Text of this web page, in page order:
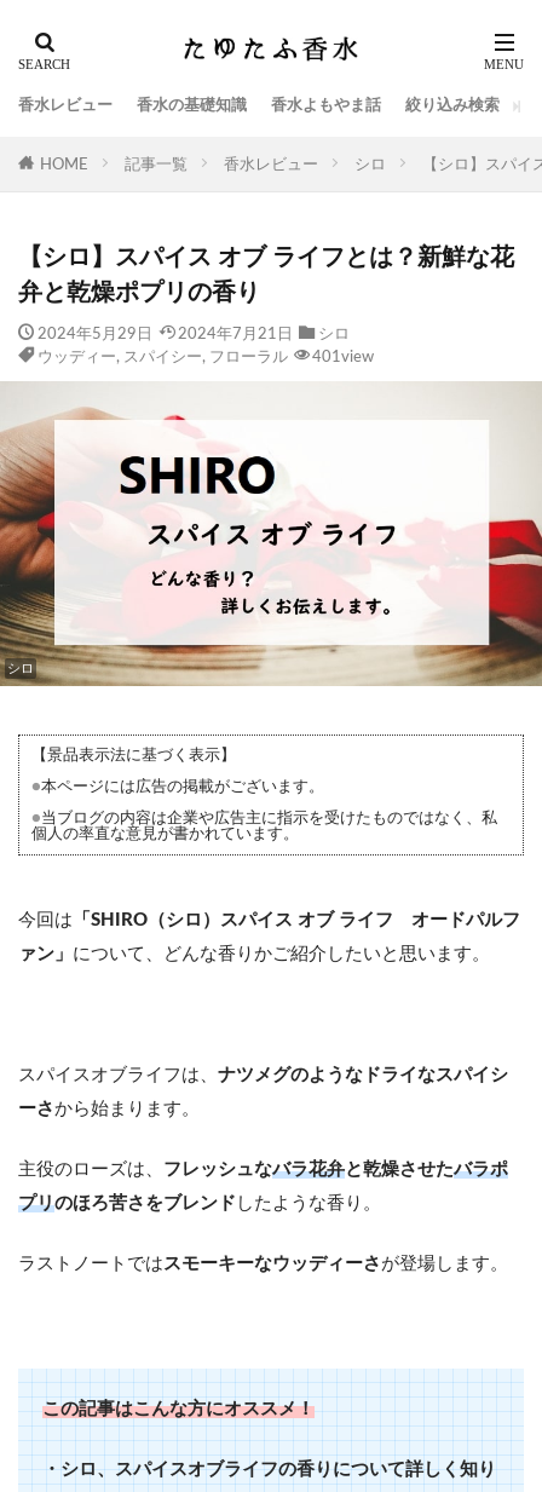
香水レビュー 香水の基礎知識 香水よもやま話 絞り込み検索
HOME 記事一覧 香水レビュー シロ 【シロ】スパ
【シロ】スパイス オブ ライフとは？新鮮な花
弁と乾燥ポプリの香り
2024年5月29日 2024年7月21日
シロ
ウッディー, スパイシー, フローラル 401view
シロ
【景品表示法に基づく表示】
●本ページには広告の掲載がございます。
●当ブログの内容は企業や広告主に指示を受けたものではなく、私
個人の率直な意見が書かれています。
今回は 「SHIRO（シロ）スパイス オブ ライフ オードパルフ
ァン」 について、どんな香りかご紹介したいと思います。
スパイスオブライフは、 ナツメグのようなドライなスパイシ
ーさから始まります。
主役のローズは、 フレッシュなバラ花弁と乾燥させたバラポ
プリのほろ苦さをブレンド したような香り。
ラストノートでは スモーキーなウッディーさ が登場します。
この記事はこんな方にオススメ！
・シロ、スパイスオブライフの香りについて詳しく知り